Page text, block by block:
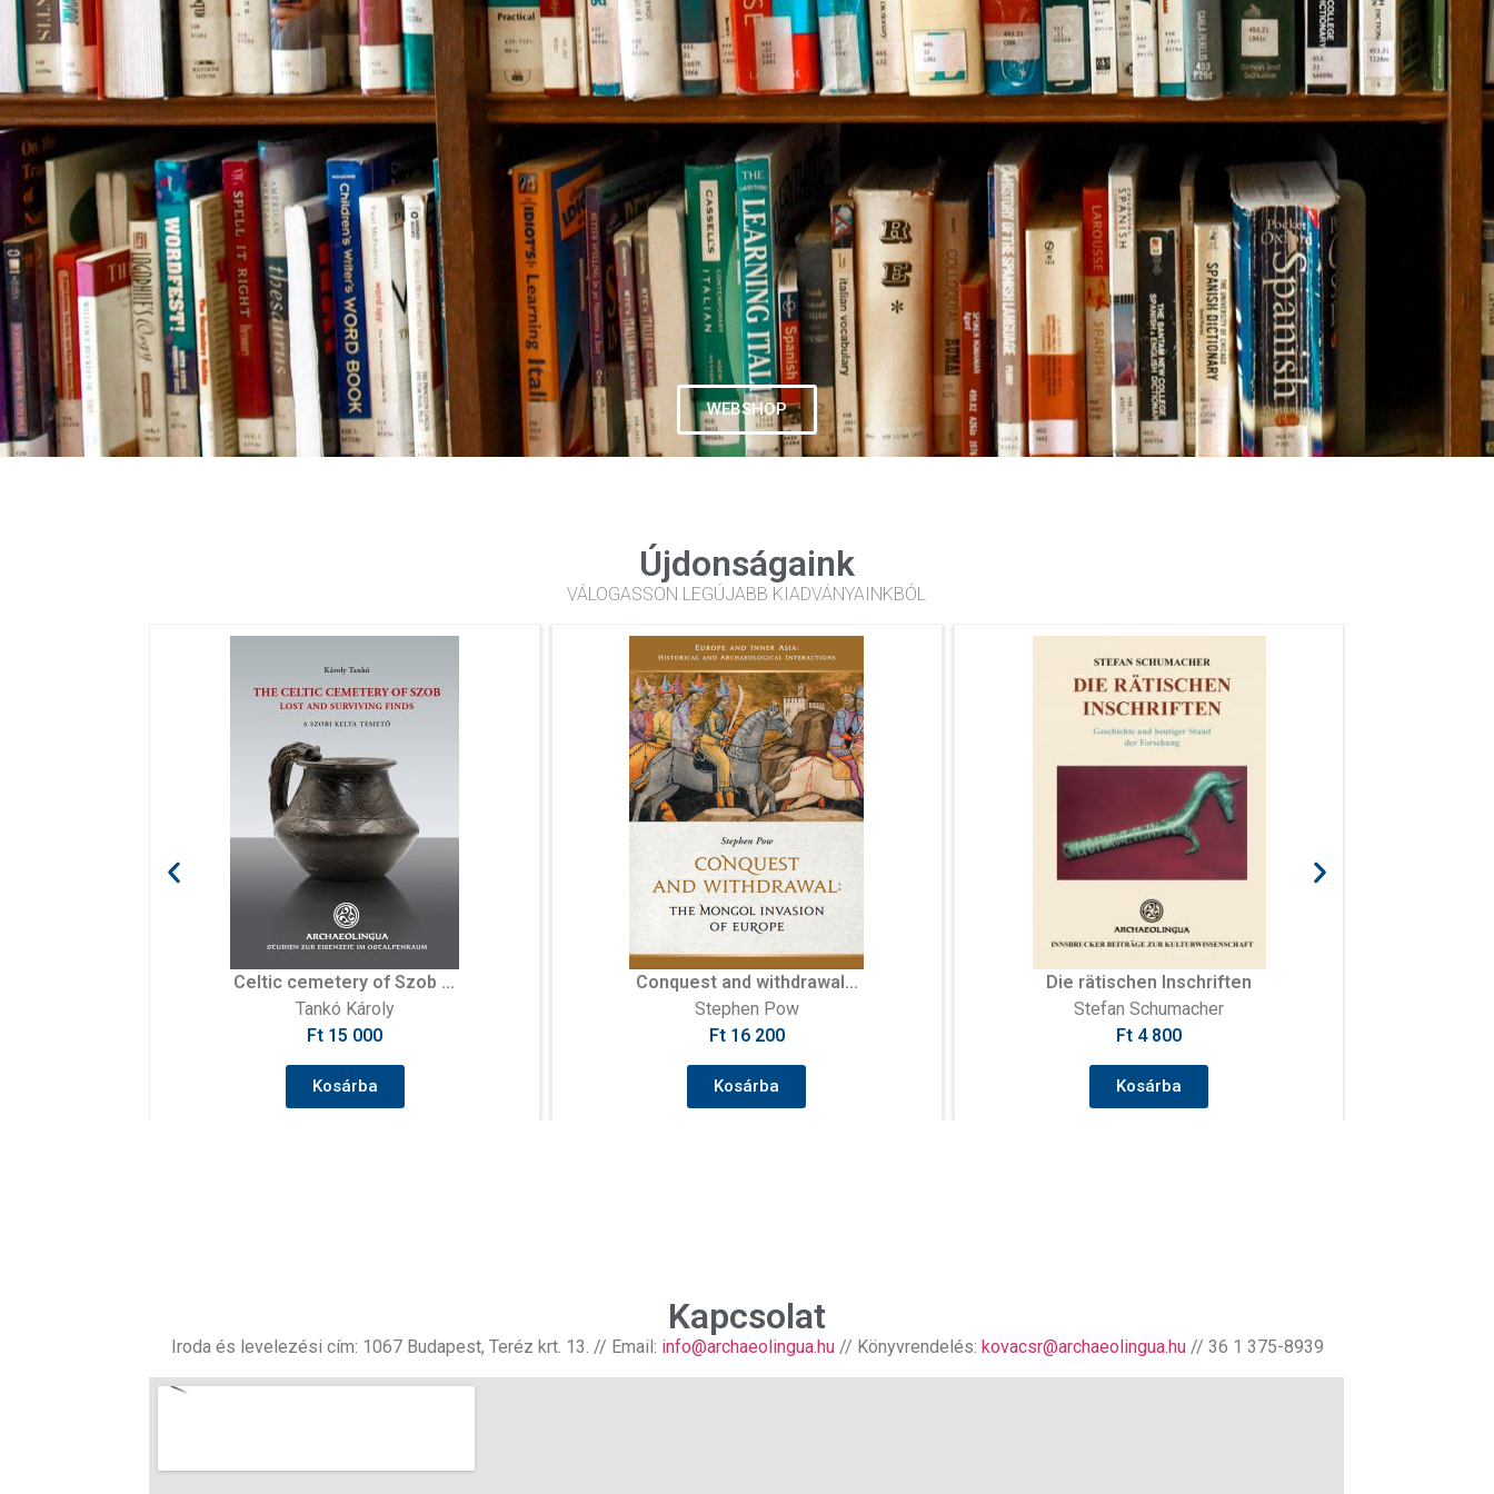
WEBSHOP
Újdonságaink
VÁLOGASSON LEGÚJABB KIADVÁNYAINKBÓL
Conquest and withdrawal: The Mongol invasions of Europe
Stephen Pow
Ft 16 200
Kosárba
Die rätischen Inschriften
Stefan Schumacher
Ft 4 800
Kosárba
Über die Grenzen und Zwischen den Disziplinen
Ft 0
Kosárba
Kapcsolat
Iroda és levelezési cím: 1067 Budapest, Teréz krt. 13. // Email: info@archaeolingua.hu// Könyvrendelés: kovacsr@archaeolingua.hu// 36 1 375-8939